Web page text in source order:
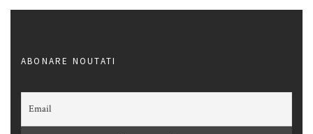
ABONARE NOUTATI